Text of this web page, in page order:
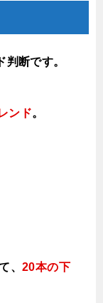
断です。
ンド。
、20本の下